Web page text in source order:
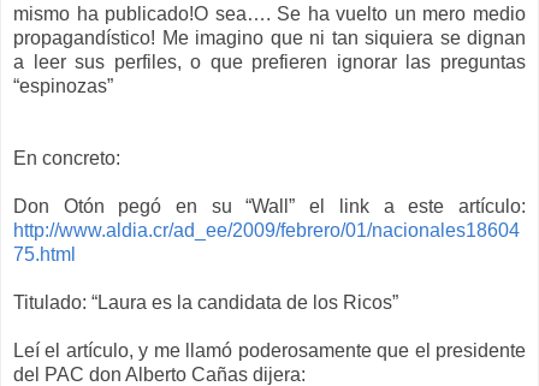
mismo ha publicado!O sea…. Se ha vuelto un mero medio
propagandístico! Me imagino que ni tan siquiera se dignan
a leer sus perfiles, o que prefieren ignorar las preguntas
“espinozas”
En concreto:
Don Otón pegó en su “Wall” el link a este artículo:
http://www.aldia.cr/ad_ee/2009/febrero/01/nacionales18604
75.html
Titulado: “Laura es la candidata de los Ricos”
Leí el artículo, y me llamó poderosamente que el presidente
del PAC don Alberto Cañas dijera: